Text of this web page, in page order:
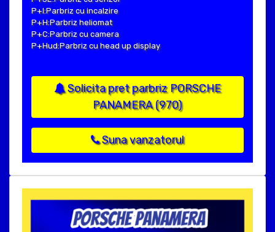
P+I:Parbriz cu incalzire
P+H:Parbriz heliomat
P+C:Parbriz cu camera
P+Hud:Parbriz cu head up display
Solicita pret parbriz PORSCHE
PANAMERA (970)
Suna vanzatorul